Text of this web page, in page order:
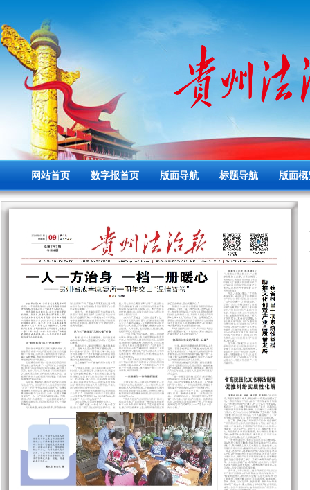
网站首页 数字报首页 版面导航 标题导航 版面